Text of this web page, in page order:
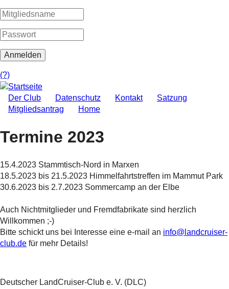
(?)
Der Club Datenschutz Kontakt
Satzung
Mitgliedsantrag
Home
Termine 2023
15.4.2023 Stammtisch-Nord in Marxen
18.5.2023 bis 21.5.2023 Himmelfahrtstreffen im Mammut Park
30.6.2023 bis 2.7.2023 Sommercamp an der Elbe
Auch Nichtmitglieder und Fremdfabrikate sind herzlich
Willkommen ;-)
Bitte schickt uns bei Interesse eine e-mail an info@landcruiser-
club.de für mehr Details!
Deutscher LandCruiser-Club e. V. (DLC)